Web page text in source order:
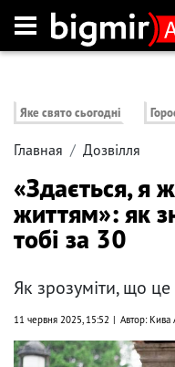
Яке свято сьогодні
Главная Дозвілля
«Здається, я
життям»: як
тобі за 30
Як зрозуміти, що
11 червня 2025, 15:52 Автор: Кива